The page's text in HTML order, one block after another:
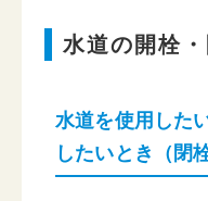
水道の開栓
水道を使用した
したいとき（閉